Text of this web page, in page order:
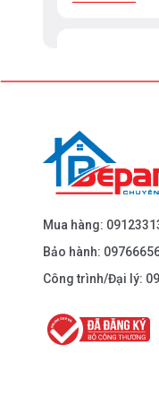
Dẫn đường
Dẫn đường
Mua hàng:
Bảo hành:
Công trình/Đại lý: